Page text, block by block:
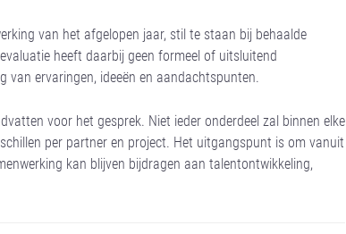
van het afgelopen jaar, stil te staan bij behaalde
heeft daarbij geen formeel of uitsluitend
van ervaringen, ideeën en aandachtspunten.
voor het gesprek. Niet ieder onderdeel zal binnen elke
per partner en project. Het uitgangspunt is om vanuit
kan blijven bijdragen aan talentontwikkeling,